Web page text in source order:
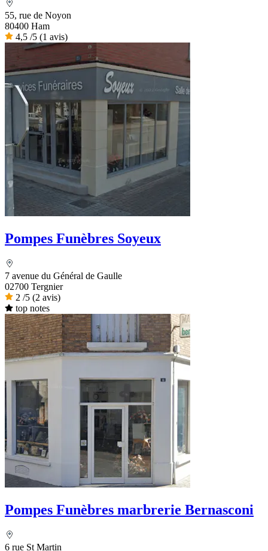
55, rue de Noyon
80400 Ham
4,5 /5 (1 avis)
Pompes Funèbres Soyeux
7 avenue du Général de Gaulle
02700 Tergnier
2 /5 (2 avis)
top notes
Pompes Funèbres marbrerie Bernasconi
6 rue St Martin